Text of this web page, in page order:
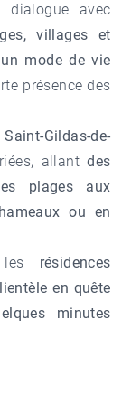
avec
villages et
mode de vie
présence des
Gildas-de-
allant des
plages aux
ou en
les résidences
en quête
minutes